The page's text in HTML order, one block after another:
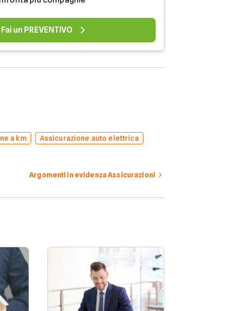
Fai un PREVENTIVO
a km
Assicurazione auto elettrica
Argomenti in evidenza Assicurazioni